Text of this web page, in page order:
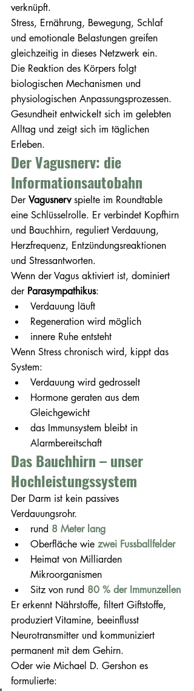
verknüpft.
Stress, Ernährung, Bewegung, Schlaf
und emotionale Belastungen greifen
gleichzeitig in dieses Netzwerk ein.
Die Reaktion des Körpers folgt
biologischen Mechanismen und
physiologischen Anpassungsprozessen.
Gesundheit entwickelt sich im gelebten
Alltag und zeigt sich im täglichen
Erleben.
Der Vagusnerv: die
Informationsautobahn
Der Vagusnerv spielte im Roundtable
eine Schlüsselrolle. Er verbindet Kopfhirn
und Bauchhirn, reguliert Verdauung,
Herzfrequenz, Entzündungsreaktionen
und Stressantworten.
Wenn der Vagus aktiviert ist, dominiert
der Parasympathikus:
Verdauung läuft
Regeneration wird möglich
innere Ruhe entsteht
Wenn Stress chronisch wird, kippt das
System:
Verdauung wird gedrosselt
Hormone geraten aus dem
Gleichgewicht
das Immunsystem bleibt in
Alarmbereitschaft
Das Bauchhirn – unser
Hochleistungssystem
Der Darm ist kein passives
Verdauungsrohr.
rund 8 Meter lang
Oberfläche wie zwei Fussballfelder
Heimat von Milliarden
Mikroorganismen
Sitz von rund 80 % der Immunzellen
Er erkennt Nährstoffe, filtert Giftstoffe,
produziert Vitamine, beeinflusst
Neurotransmitter und kommuniziert
permanent mit dem Gehirn.
Oder wie Michael D. Gershon es
formulierte: